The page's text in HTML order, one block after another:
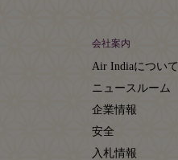
会社案内
Air Indiaについて
ニュースルーム
企業情報
安全
入札情報